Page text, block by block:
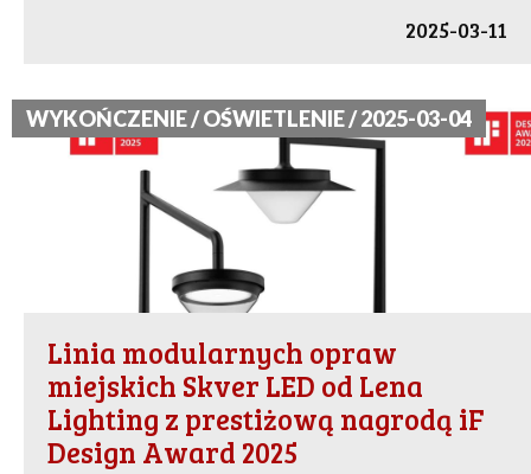
2025-03-11
WYKOŃCZENIE / OŚWIETLENIE / 2025-03-04
Linia modularnych opraw
miejskich Skver LED od Lena
Lighting z prestiżową nagrodą iF
Design Award 2025